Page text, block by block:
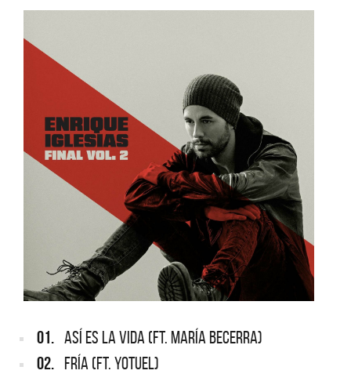
01. ASÍ ES LA VIDA (FT. MARÍA BECERRA)
02. FRÍA (FT. YOTUEL)